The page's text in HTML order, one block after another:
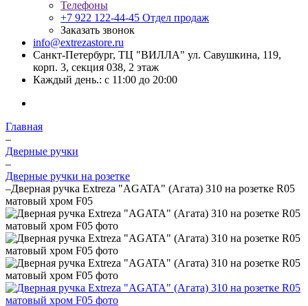
Телефоны
+7 922 122-44-45 Отдел продаж
Заказать звонок
info@extrezastore.ru
Санкт-Петербург, ТЦ "ВИЛЛА" ул. Савушкина, 119,
корп. 3, секция 038, 2 этаж
Каждый день.: с 11:00 до 20:00
Главная
–
Дверные ручки
–
Дверные ручки на розетке
–Дверная ручка Extreza "AGATA" (Агата) 310 на розетке R05
матовый хром F05